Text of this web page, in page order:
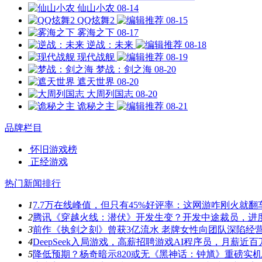
仙山小农 08-14
QQ炫舞2
08-15
雾海之下 08-17
逆战：未来
08-18
现代战舰
08-19
梦战：剑之海 08-20
遮天世界 08-20
大周列国志 08-20
诡秘之主
08-21
品牌栏目
怀旧游戏榜
正经游戏
热门新闻排行
17.7万在线峰值，但只有45%好评率：这网游咋刚火就翻
2腾讯《穿越火线：潜伏》开发生变？开发中途裁员，进
3前作《执剑之刻》曾获3亿流水 老牌女性向团队深陷经
4DeepSeek入局游戏，高薪招聘游戏AI程序员，月薪近百
5降低预期？杨奇暗示820或无《黑神话：钟馗》重磅实